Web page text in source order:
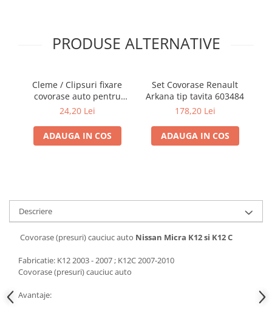
Subwoofer
Accesorii alarme auto
Alarme auto Alarme masina
Detectoare Radar
Senzori parcare auto
Set clipsuri auto de plastic
Amortizoare hayon
Accesorii auto
Incalzire scaune
Stergatoare auto
PRODUSE ALTERNATIVE
Cleme / Clipsuri fixare
covorase auto pentru
Renault / Nissan
24,20 Lei
ADAUGA IN COS
Set Covorase Renault
Arkana tip tavita 603484
178,20 Lei
ADAUGA IN COS
Descriere
Covorase (presuri) cauciuc auto Nissan Micra K12 si K12 C
Fabricatie: K12 2003 - 2007 ; K12C 2007-2010
Covorase (presuri) cauciuc auto
Avantaje: